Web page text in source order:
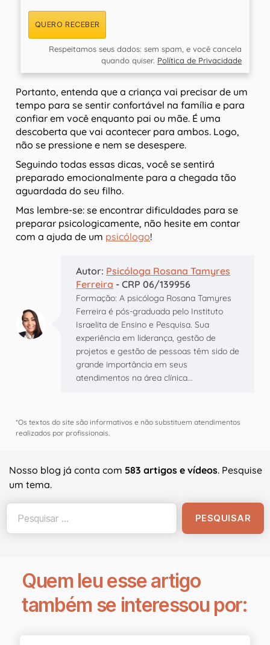
QUERO RECEBER
Respeitamos seus dados: sem spam, e você cancela
quando quiser. Política de Privacidade
Portanto, entenda que a criança vai precisar de um
tempo para se sentir confortável na família e para
confiar em você enquanto pai ou mãe. É uma
descoberta que vai acontecer para ambos. Logo,
não se pressione e nem se desespere.
Seguindo todas essas dicas, você se sentirá
preparado emocionalmente para a chegada tão
aguardada do seu filho.
Mas lembre-se: se encontrar dificuldades para se
preparar psicologicamente, não hesite em contar
com a ajuda de um psicólogo!
Autor: Psicóloga Rosana Tamyres
Ferreira - CRP 06/139956
Formação: A psicóloga Rosana Tamyres
Ferreira é pós-graduada pelo Instituto
Israelita de Ensino e Pesquisa. Sua
experiência em liderança, gestão de
projetos e gestão de pessoas têm sido de
grande importância em seus
atendimentos na área clínica...
*Os textos do site são informativos e não substituem atendimentos
realizados por profissionais.
Nosso blog já conta com 583 artigos e vídeos. Pesquise
um tema.
Quem leu esse artigo
também se interessou por: